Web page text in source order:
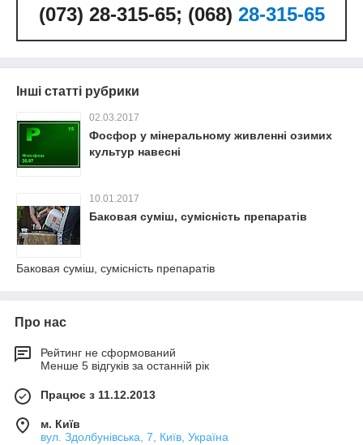
(073) 28-315-65; (068) 28-315-65
Інші статті рубрики
02.03.2017
Фосфор у мінеральному живленні озимих
культур навесні
10.01.2017
Баковая суміш, сумісність препаратів
Баковая суміш, сумісність препаратів
Про нас
Рейтинг не сформований
Менше 5 відгуків за останній рік
Працює з 11.12.2013
м. Київ
вул. Здолбунівська, 7, Київ, Україна